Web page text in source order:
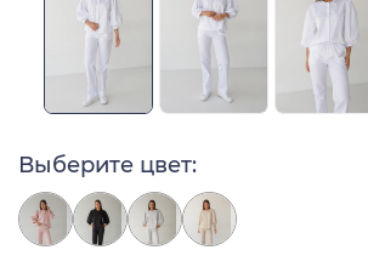
Выберите цвет: